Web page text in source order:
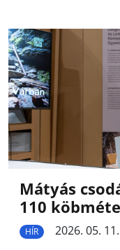
Mátyás
110
HÍR
2026. 05. 11.